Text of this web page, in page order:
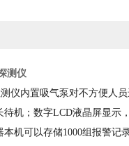
测仪
仪内置吸气泵对不方便人
机；数字LCD液晶屏显示
机可以存储1000组报警记